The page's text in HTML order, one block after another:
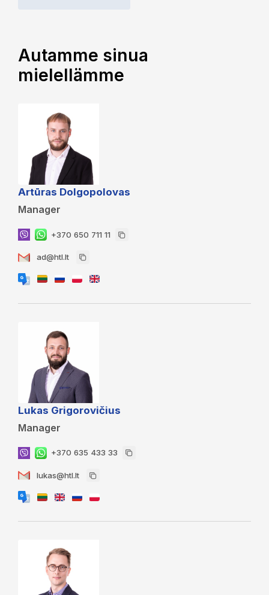
Autamme sinua
mielellämme
Artūras Dolgopolovas
Manager
+370 650 711 11
ad@htl.lt
Lukas Grigorovičius
Manager
+370 635 433 33
lukas@htl.lt